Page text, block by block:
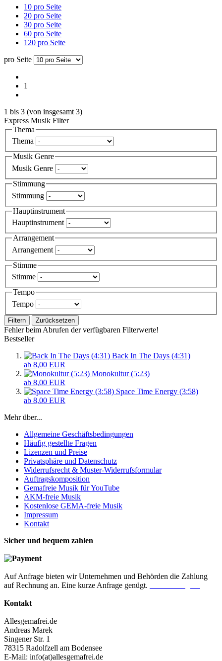
10 pro Seite
20 pro Seite
30 pro Seite
60 pro Seite
120 pro Seite
pro Seite
1
1 bis 3 (von insgesamt 3)
Express Musik Filter
Thema
Thema
Musik Genre
Musik Genre
Stimmung
Stimmung
Hauptinstrument
Hauptinstrument
Arrangement
Arrangement
Stimme
Stimme
Tempo
Tempo
Filtern Zurücksetzen
Fehler beim Abrufen der verfügbaren Filterwerte!
Bestseller
Back In The Days (4:31)
ab 8,00 EUR
Monokultur (5:23)
ab 8,00 EUR
Space Time Energy (3:58)
ab 8,00 EUR
Mehr über...
Allgemeine Geschäftsbedingungen
Häufig gestellte Fragen
Lizenzen und Preise
Privatsphäre und Datenschutz
Widerrufsrecht & Muster-Widerrufsformular
Auftragskomposition
Gemafreie Musik für YouTube
AKM-freie Musik
Kostenlose GEMA-freie Musik
Impressum
Kontakt
Sicher und bequem zahlen
Auf Anfrage bieten wir Unternehmen und Behörden die Zahlung
auf Rechnung an. Eine kurze Anfrage genügt.
Kontakt
Allesgemafrei.de
Andreas Marek
Singener Str. 1
78315 Radolfzell am Bodensee
E-Mail: info(at)allesgemafrei.de